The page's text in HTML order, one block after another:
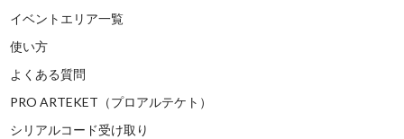
イベントエリア一覧
使い方
よくある質問
PRO ARTEKET（プロアルテケト）
シリアルコード受け取り